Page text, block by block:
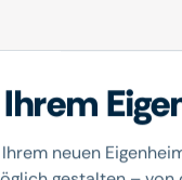
neuen